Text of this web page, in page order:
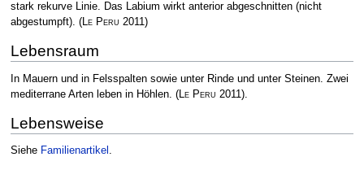
stark rekurve Linie. Das Labium wirkt anterior abgeschnitten (nicht
abgestumpft). (Le Peru 2011)
Lebensraum
In Mauern und in Felsspalten sowie unter Rinde und unter Steinen. Zwei
mediterrane Arten leben in Höhlen. (Le Peru 2011).
Lebensweise
Siehe Familienartikel .